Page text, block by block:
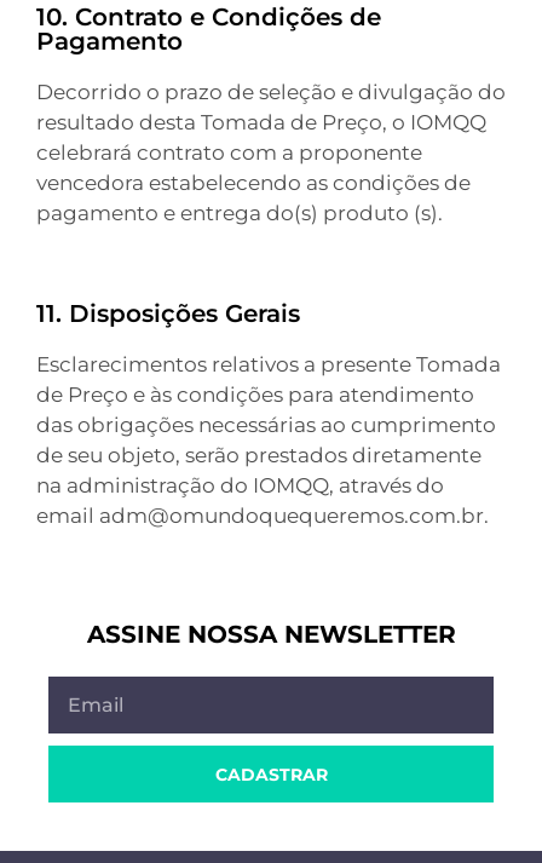
10. Contrato e Condições de
Pagamento
Decorrido o prazo de seleção e divulgação do
resultado desta Tomada de Preço, o IOMQQ
celebrará contrato com a proponente
vencedora estabelecendo as condições de
pagamento e entrega do(s) produto (s).
11. Disposições Gerais
Esclarecimentos relativos a presente Tomada
de Preço e às condições para atendimento
das obrigações necessárias ao cumprimento
de seu objeto, serão prestados diretamente
na administração do IOMQQ, através do
email adm@omundoquequeremos.com.br.
ASSINE NOSSA NEWSLETTER
CADASTRAR